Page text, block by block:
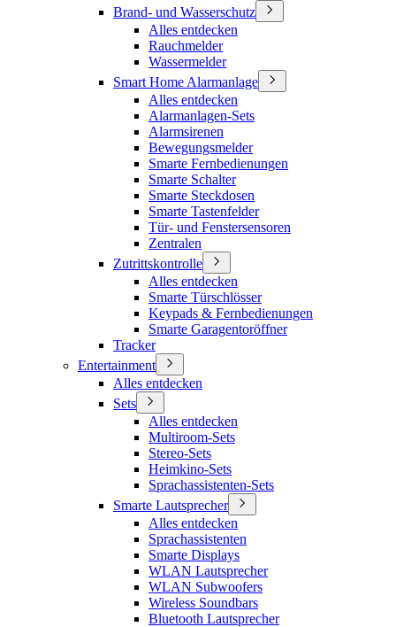
Brand- und Wasserschutz
Alles entdecken
Rauchmelder
Wassermelder
Smart Home Alarmanlage
Alles entdecken
Alarmanlagen-Sets
Alarmsirenen
Bewegungsmelder
Smarte Fernbedienungen
Smarte Schalter
Smarte Steckdosen
Smarte Tastenfelder
Tür- und Fenstersensoren
Zentralen
Zutrittskontrolle
Alles entdecken
Smarte Türschlösser
Keypads & Fernbedienungen
Smarte Garagentoröffner
Tracker
Entertainment
Alles entdecken
Sets
Alles entdecken
Multiroom-Sets
Stereo-Sets
Heimkino-Sets
Sprachassistenten-Sets
Smarte Lautsprecher
Alles entdecken
Sprachassistenten
Smarte Displays
WLAN Lautsprecher
WLAN Subwoofers
Wireless Soundbars
Bluetooth Lautsprecher